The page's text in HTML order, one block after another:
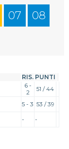
07
08
RIS. PUNTI
6 -
2
51 / 44
5 - 3 53 / 39
- -